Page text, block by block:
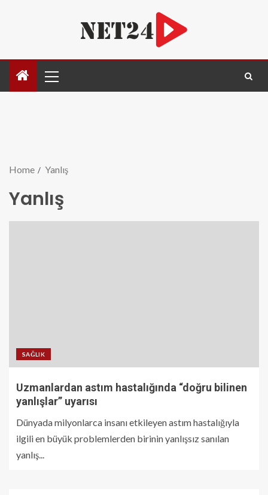
Home Yanlış
Yanlış
SAĞLIK
Uzmanlardan astım hastalığında “doğru bilinen
yanlışlar” uyarısı
Dünyada milyonlarca insanı etkileyen astım hastalığıyla
ilgili en büyük problemlerden birinin yanlışsız sanılan
yanlış...